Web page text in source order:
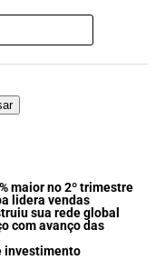
maior no 2º trimestre
lidera vendas
sua rede global
com avanço das
investimento